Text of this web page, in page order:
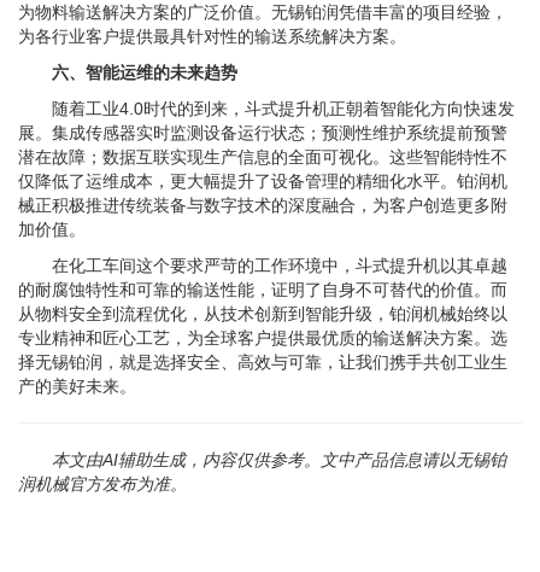
为物料输送解决方案的广泛价值。无锡铂润凭借丰富的项目经验，
为各行业客户提供最具针对性的输送系统解决方案。
六、智能运维的未来趋势
随着工业4.0时代的到来，斗式提升机正朝着智能化方向快速发
展。集成传感器实时监测设备运行状态；预测性维护系统提前预警
潜在故障；数据互联实现生产信息的全面可视化。这些智能特性不
仅降低了运维成本，更大幅提升了设备管理的精细化水平。铂润机
械正积极推进传统装备与数字技术的深度融合，为客户创造更多附
加价值。
在化工车间这个要求严苛的工作环境中，斗式提升机以其卓越
的耐腐蚀特性和可靠的输送性能，证明了自身不可替代的价值。而
从物料安全到流程优化，从技术创新到智能升级，铂润机械始终以
专业精神和匠心工艺，为全球客户提供最优质的输送解决方案。选
择无锡铂润，就是选择安全、高效与可靠，让我们携手共创工业生
产的美好未来。
本文由AI辅助生成，内容仅供参考。文中产品信息请以无锡铂
润机械官方发布为准。